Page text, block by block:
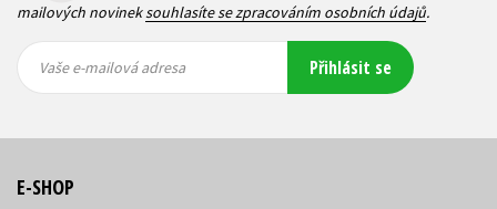
mailových novineksouhlasíte se zpracováním osobních údajů.
mailová
mailová
Vaše e-mailová adresa Přihlásit se
E-SHOP